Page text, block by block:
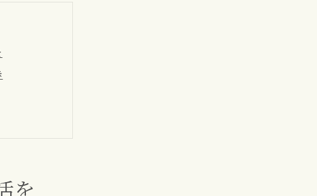
イル
チを